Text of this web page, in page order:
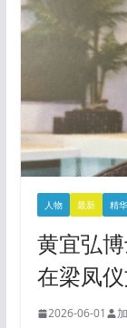
人物 最新 精华
黄宜弘
在梁凤
2026-06-01